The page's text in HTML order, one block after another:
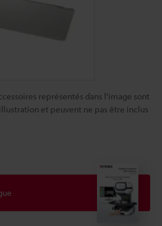
représentés dans l'image sont
et peuvent ne pas être inclus